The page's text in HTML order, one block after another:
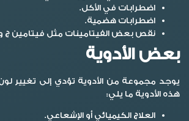
اضطرابات في الأكل.
اضطرابات هضمية.
نقص بعض الفيتامينات مثل فيتامين ج
بعض الأدوية
يوجد مجموعة من الأدوية تؤدي إلى تغيير
هذه الأدوية ما يلي:
العلاج الكيميائي أو الإشعاعي.